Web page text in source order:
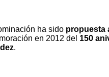
ha sido propuesta
en 2012 del 150
.